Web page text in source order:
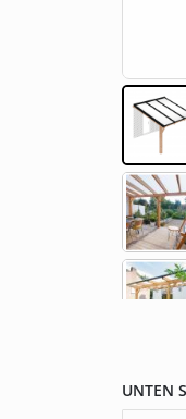
beginning
of
UNTEN